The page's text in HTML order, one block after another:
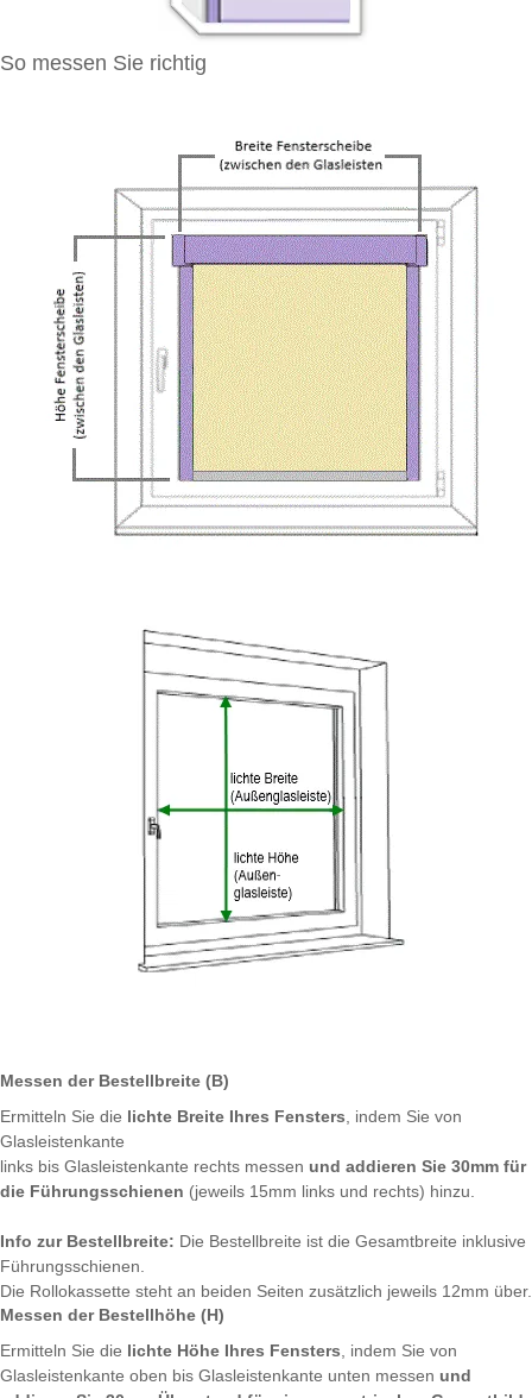
So messen Sie richtig
Messen der Bestellbreite (B)
Ermitteln Sie die lichte Breite Ihres Fensters , indem Sie von
Glasleistenkante
links bis Glasleistenkante rechts messen und addieren Sie 30mm für
die Führungsschienen (jeweils 15mm links und rechts) hinzu.
Info zur Bestellbreite: Die Bestellbreite ist die Gesamtbreite inklusive
Führungsschienen.
Die Rollokassette steht an beiden Seiten zusätzlich jeweils 12mm über.
Messen der Bestellhöhe (H)
Ermitteln Sie die lichte Höhe Ihres Fensters , indem Sie von
Glasleistenkante oben bis Glasleistenkante unten messen und